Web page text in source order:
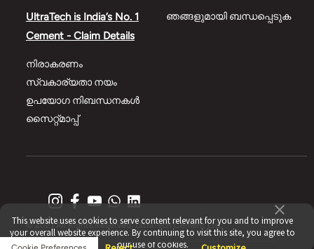
This website uses cookies to serve content relevant for you and to improve
your overall website experience. By continuing to visit this site, you agree to
our use of cookies.
UltraTech is India’s No. 1
Cement - Claim Details
നിരാകരണം
സ്വകാര്യതാ നയം
ഉപയോഗ നിബന്ധനകൾ
സൈറ്റ്മാപ്പ്
ഞങ്ങളുമായി ബന്ധപ്പെടുക
© 2021 All Rights Reserved, UltraTech Cement Ltd.